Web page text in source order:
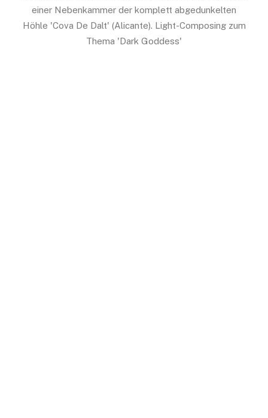
einer Nebenkammer der komplett abgedunkelten
Höhle 'Cova De Dalt' (Alicante). Light-Composing zum
Thema 'Dark Goddess'